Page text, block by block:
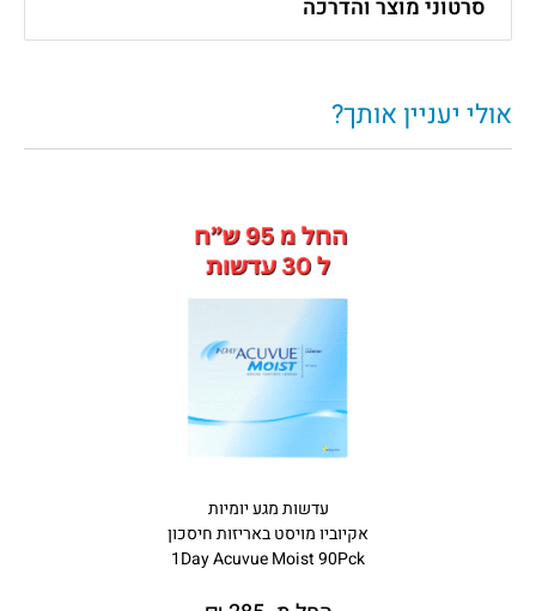
סרטוני מוצר והדרכה
אולי יעניין אותך?
עדשות מגע יומיות
אקיוביו מויסט באריזות חיסכון
1Day Acuvue Moist 90Pck